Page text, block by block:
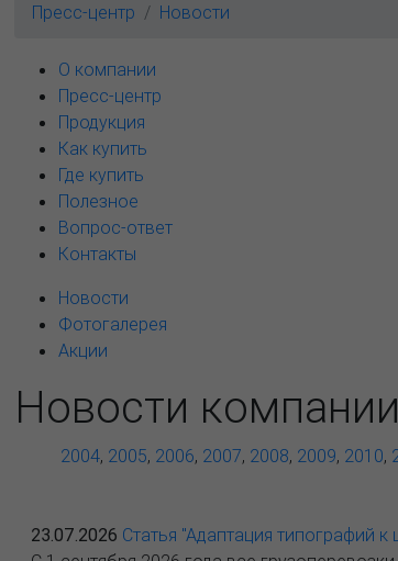
Пресс-центр Новости
О компании
Пресс-центр
Продукция
Как купить
Где купить
Полезное
Вопрос-ответ
Контакты
Новости
Фотогалерея
Акции
Новости
2004, 2005, 2006, 2007, 2008, 2009, 2010,
23.07.2026 Статья "Адаптация типографий